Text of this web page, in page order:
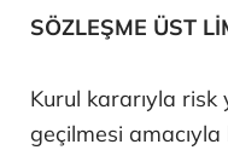
SÖZLEŞME ÜST
Kurul kararıyla risk
geçilmesi